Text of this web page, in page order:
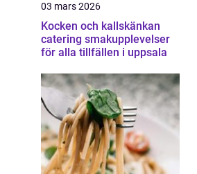
03 mars 2026
Kocken och kallskänkan
catering smakupplevelser
för alla tillfällen i uppsala